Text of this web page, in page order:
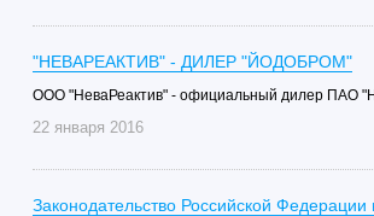
"НЕВАРЕАКТИВ" - ДИЛЕР "ЙОДОБРОМ"
ООО "НеваРеактив" - официальный дилер ПАО
22 января 2016
Законодательство Российской Федерации